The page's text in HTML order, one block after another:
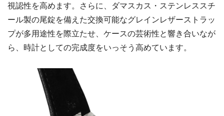
視認性を高めます。さらに、ダマスカス・ステンレススチ
ール製の尾錠を備えた交換可能なグレインレザーストラッ
プが多用途性を際立たせ、ケースの芸術性と響き合いなが
ら、時計としての完成度をいっそう高めています。